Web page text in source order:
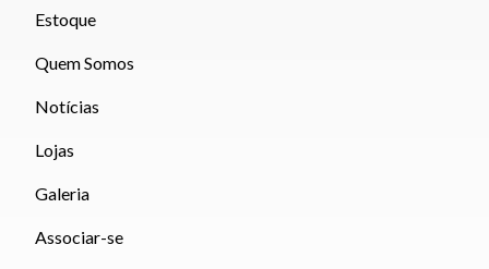
Estoque
Quem Somos
Notícias
Lojas
Galeria
Associar-se